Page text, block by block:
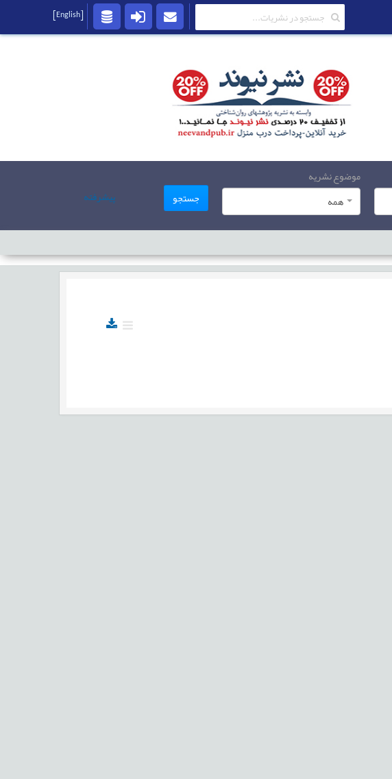
موضوع نشریه
همه
جستجو پیشرفته
[English]